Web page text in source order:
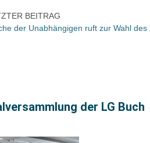
BEITRAG
der Unabhängigen ruft zur Wahl des
der LG Buch